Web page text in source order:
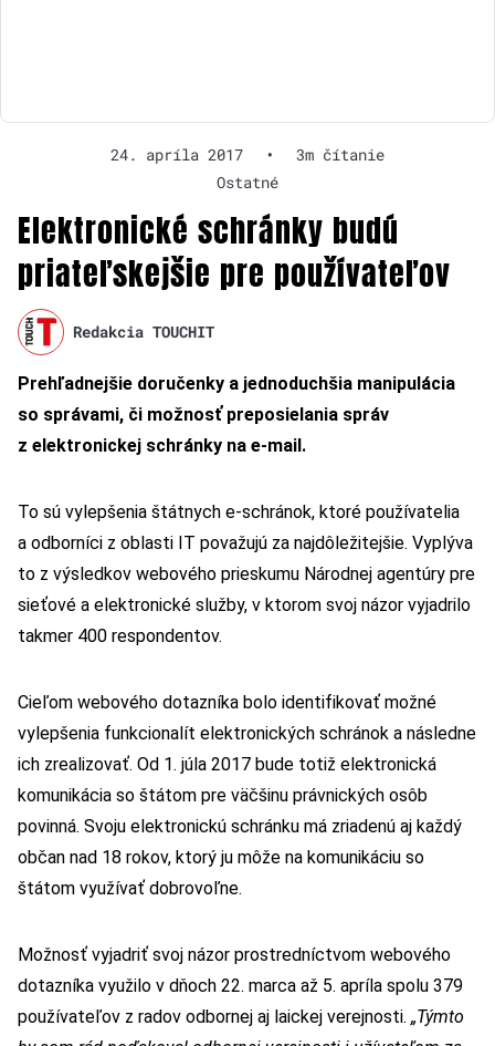
24. apríla 2017 •
3m čítanie
Ostatné
Elektronické schránky budú
priateľskejšie pre používateľov
Redakcia TOUCHIT
Prehľadnejšie doručenky a jednoduchšia manipulácia
so správami, či možnosť preposielania správ
z elektronickej schránky na e-mail.
To sú vylepšenia štátnych e-schránok, ktoré používatelia
a odborníci z oblasti IT považujú za najdôležitejšie. Vyplýva
to z výsledkov webového prieskumu Národnej agentúry pre
sieťové a elektronické služby, v ktorom svoj názor vyjadrilo
takmer 400 respondentov.
Cieľom webového dotazníka bolo identifikovať možné
vylepšenia funkcionalít elektronických schránok a následne
ich zrealizovať. Od 1. júla 2017 bude totiž elektronická
komunikácia so štátom pre väčšinu právnických osôb
povinná. Svoju elektronickú schránku má zriadenú aj každý
občan nad 18 rokov, ktorý ju môže na komunikáciu so
štátom využívať dobrovoľne.
Možnosť vyjadriť svoj názor prostredníctvom webového
dotazníka využilo v dňoch 22. marca až 5. apríla spolu 379
používateľov z radov odbornej aj laickej verejnosti. „Týmto